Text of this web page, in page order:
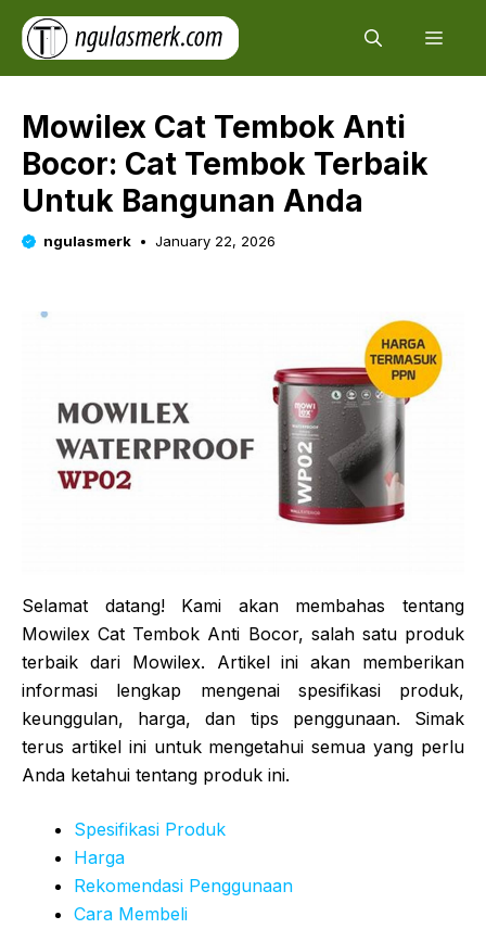
Skip
content
Mowilex Cat Tembok Anti
Bocor: Cat Tembok Terbaik
Untuk Bangunan Anda
ngulasmerk January 22, 2026
Selamat datang! Kami akan membahas tentang
Mowilex Cat Tembok Anti Bocor, salah satu produk
terbaik dari Mowilex. Artikel ini akan memberikan
informasi lengkap mengenai spesifikasi produk,
keunggulan, harga, dan tips penggunaan. Simak
terus artikel ini untuk mengetahui semua yang perlu
Anda ketahui tentang produk ini.
Spesifikasi Produk
Harga
Rekomendasi Penggunaan
Cara Membeli